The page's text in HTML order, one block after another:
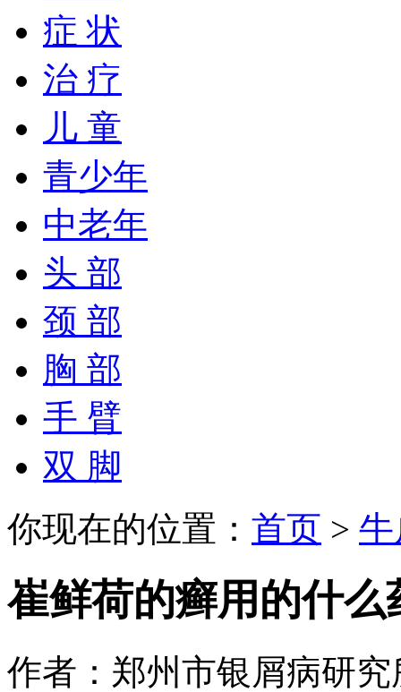
症 状
治 疗
儿 童
青少年
中老年
头 部
颈 部
胸 部
手 臂
双 脚
你现在的位置： 首页 >
崔鲜荷的癣用的什么
作者：郑州市银屑病研究